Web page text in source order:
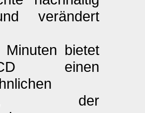
verändert
bietet
einen
der